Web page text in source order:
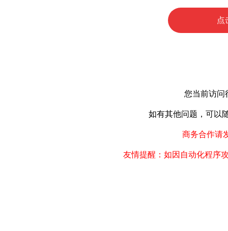
点
您当前访问
如有其他问题，可以
商务合作请
友情提醒：如因自动化程序